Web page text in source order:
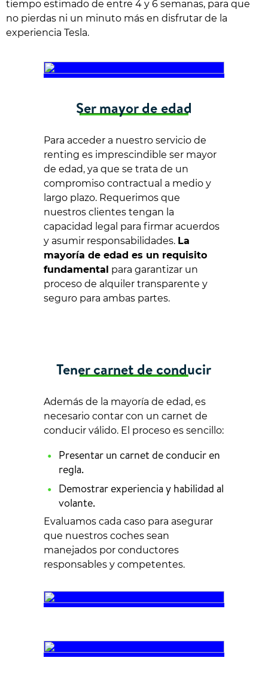
tiempo estimado de entre 4 y 6 semanas, para que
no pierdas ni un minuto más en disfrutar de la
experiencia Tesla.
Ser mayor de edad
Para acceder a nuestro servicio de
renting es imprescindible ser mayor
de edad, ya que se trata de un
compromiso contractual a medio y
largo plazo. Requerimos que
nuestros clientes tengan la
capacidad legal para firmar acuerdos
y asumir responsabilidades. La
mayoría de edad es un requisito
fundamental para garantizar un
proceso de alquiler transparente y
seguro para ambas partes.
Tener carnet de conducir
Además de la mayoría de edad, es
necesario contar con un carnet de
conducir válido. El proceso es sencillo:
Presentar un carnet de conducir en
regla.
Demostrar experiencia y habilidad al
volante.
Evaluamos cada caso para asegurar
que nuestros coches sean
manejados por conductores
responsables y competentes.